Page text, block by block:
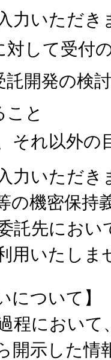
力いただき
対して受付
託開発の検
こと
それ以外の
力いただき
の機密保持
託先におい
用いたしま
について】
程において
開示した情